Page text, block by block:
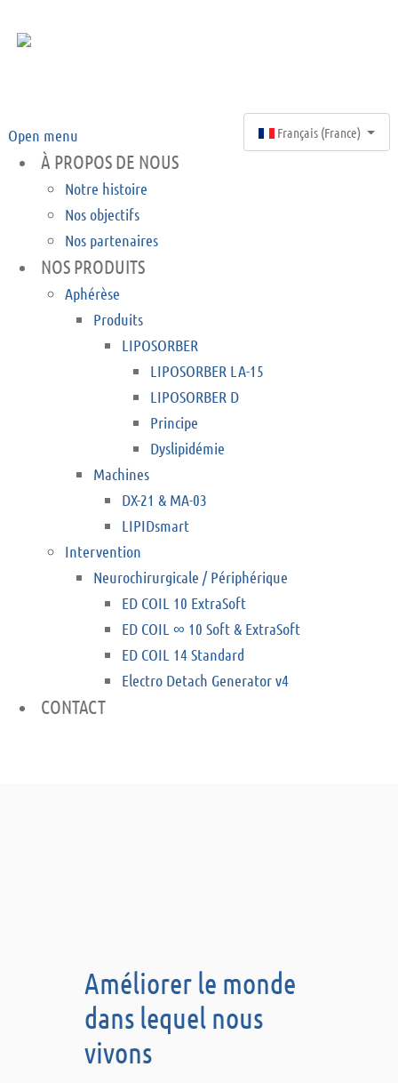
Français (France)
Open menu
À PROPOS DE NOUS
Notre histoire
Nos objectifs
Nos partenaires
NOS PRODUITS
Aphérèse
Produits
LIPOSORBER
LIPOSORBER LA-15
LIPOSORBER D
Principe
Dyslipidémie
Machines
DX-21 & MA-03
LIPIDsmart
Intervention
Neurochirurgicale / Périphérique
ED COIL 10 ExtraSoft
ED COIL ∞ 10 Soft & ExtraSoft
ED COIL 14 Standard
Electro Detach Generator v4
CONTACT
Améliorer le monde
dans lequel nous
vivons